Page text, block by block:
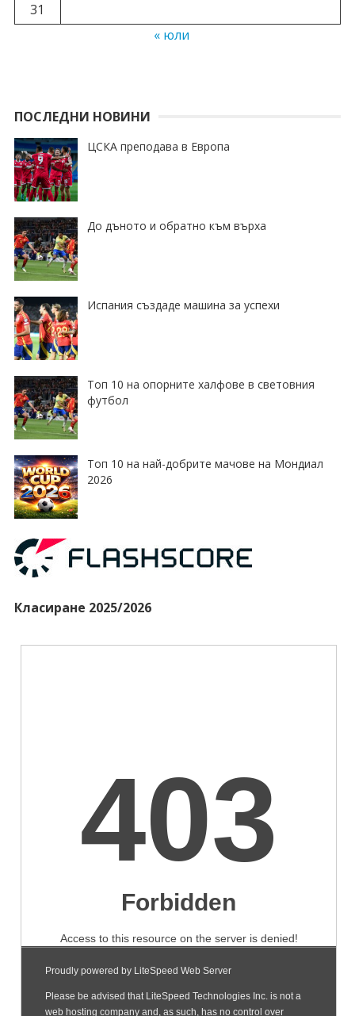
31
« юли
ПОСЛЕДНИ НОВИНИ
ЦСКА преподава в Европа
До дъното и обратно към върха
Испания създаде машина за успехи
Топ 10 на опорните халфове в световния
футбол
Топ 10 на най-добрите мачове на Мондиал
2026
Класиране 2025/2026